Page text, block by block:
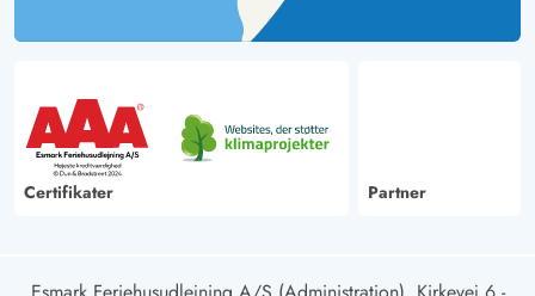
Certifikater Partner